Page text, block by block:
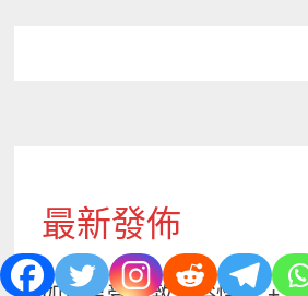
最新發佈